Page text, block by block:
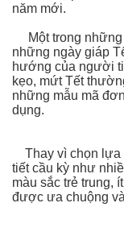
năm mới.
Một trong những
những ngày giáp
hướng của người
kẹo, mứt Tết
những mẫu mã
dụng.
Thay vì chọn lựa
tiết cầu kỳ như
màu sắc trẻ trung,
được ưa chuộng